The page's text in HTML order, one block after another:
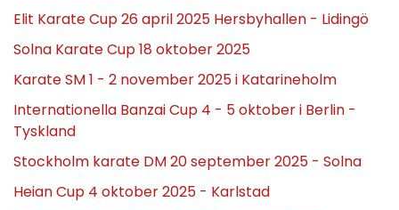
Elit Karate Cup 26 april 2025 Hersbyhallen - Lidingö
Solna Karate Cup 18 oktober 2025
Karate SM 1 - 2 november 2025 i Katarineholm
Internationella Banzai Cup 4 - 5 oktober i Berlin -
Tyskland
Stockholm karate DM 20 september 2025 - Solna
Heian Cup 4 oktober 2025 - Karlstad